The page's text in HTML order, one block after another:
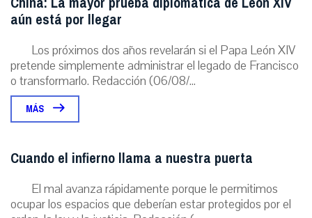
aún está por llegar
Los próximos dos años revelarán si el Papa León XIV
pretende simplemente administrar el legado de Francisco
o transformarlo. Redacción (06/08/...
MÁS
Cuando el infierno llama a nuestra puerta
El mal avanza rápidamente porque le permitimos
ocupar los espacios que deberían estar protegidos por el